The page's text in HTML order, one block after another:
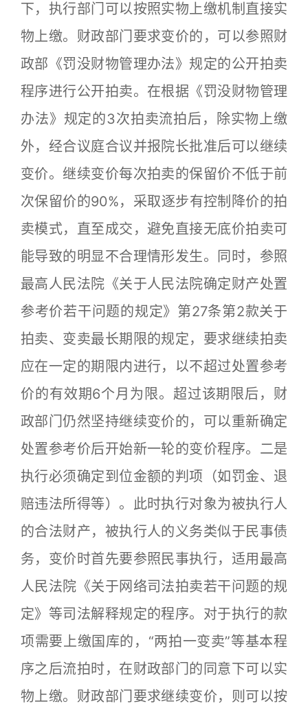
下，执行部门可以按照实物上缴机制直接实
物上缴。财政部门要求变价的，可以参照财
政部《罚没财物管理办法》规定的公开拍卖
程序进行公开拍卖。在根据《罚没财物管理
办法》规定的3次拍卖流拍后，除实物上缴
外，经合议庭合议并报院长批准后可以继续
变价。继续变价每次拍卖的保留价不低于前
次保留价的90%，采取逐步有控制降价的拍
卖模式，直至成交，避免直接无底价拍卖可
能导致的明显不合理情形发生。同时，参照
最高人民法院《关于人民法院确定财产处置
参考价若干问题的规定》第27条第2款关于
拍卖、变卖最长期限的规定，要求继续拍卖
应在一定的期限内进行，以不超过处置参考
价的有效期6个月为限。超过该期限后，财
政部门仍然坚持继续变价的，可以重新确定
处置参考价后开始新一轮的变价程序。二是
执行必须确定到位金额的判项（如罚金、退
赔违法所得等）。此时执行对象为被执行人
的合法财产，被执行人的义务类似于民事债
务，变价时首先要参照民事执行，适用最高
人民法院《关于网络司法拍卖若干问题的规
定》等司法解释规定的程序。对于执行的款
项需要上缴国库的，“两拍一变卖”等基本程
序之后流拍时，在财政部门的同意下可以实
物上缴。财政部门要求继续变价，则可以按